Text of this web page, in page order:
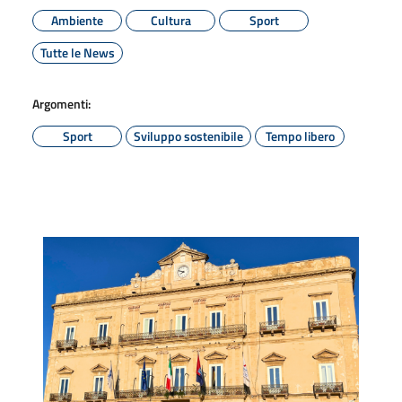
Ambiente
Cultura
Sport
Tutte le News
Argomenti:
Sport
Sviluppo sostenibile Tempo libero